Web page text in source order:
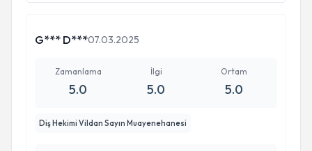
G*** D***07.03.2025
Zamanlama
5.0
İlgi
5.0
Ortam
5.0
Diş Hekimi Vildan Sayın Muayenehanesi